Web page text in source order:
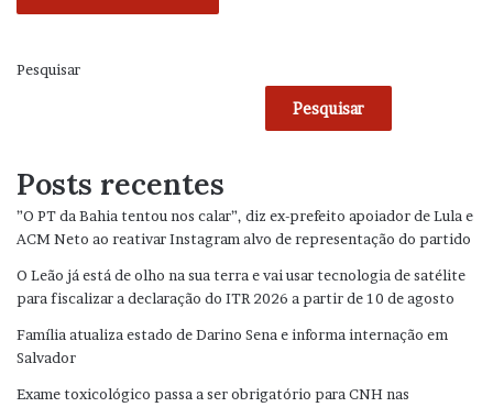
Pesquisar
Pesquisar
Posts recentes
”O PT da Bahia tentou nos calar”, diz ex-prefeito apoiador de Lula e
ACM Neto ao reativar Instagram alvo de representação do partido
O Leão já está de olho na sua terra e vai usar tecnologia de satélite
para fiscalizar a declaração do ITR 2026 a partir de 10 de agosto
Família atualiza estado de Darino Sena e informa internação em
Salvador
Exame toxicológico passa a ser obrigatório para CNH nas